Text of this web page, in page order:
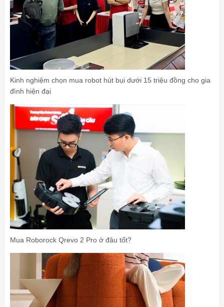
Kinh nghiệm chọn mua robot hút bụi dưới 15 triệu đồng cho gia
đình hiện đại
Mua Roborock Qrevo 2 Pro ở đâu tốt?